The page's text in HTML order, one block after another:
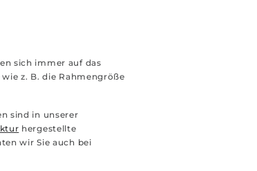
sich immer auf das
z. B. die Rahmengröße
sind in unserer
hergestellte
wir Sie auch bei